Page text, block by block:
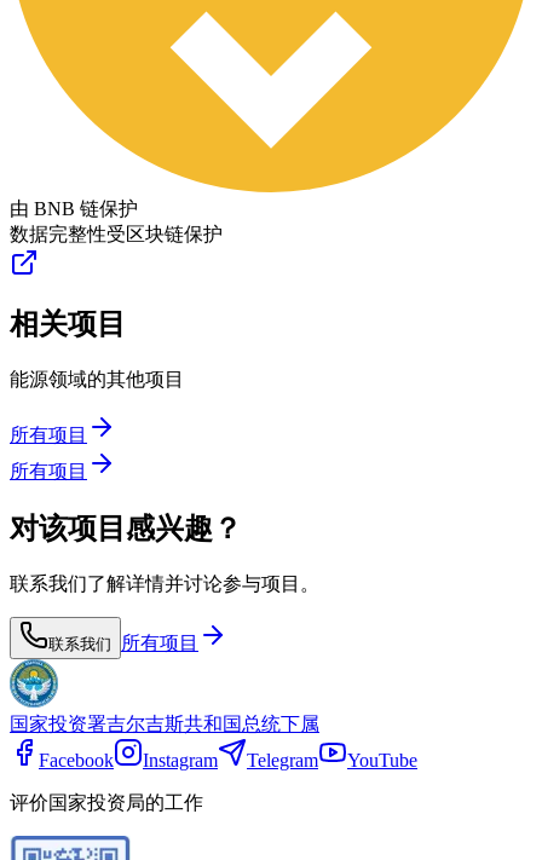
由 BNB 链保护
数据完整性受区块链保护
相关项目
能源领域的其他项目
所有项目
所有项目
对该项目感兴趣？
联系我们了解详情并讨论参与项目。
联系我们 所有项目
国家投资署吉尔吉斯共和国总统下属
Facebook
Instagram Telegram YouTube
评价国家投资局的工作